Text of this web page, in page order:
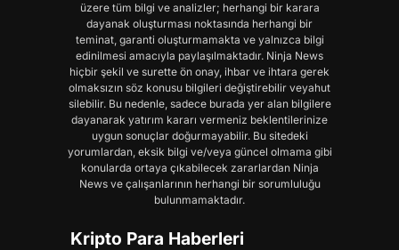
üzere tüm bilgi ve analizler; herhangi bir karara
dayanak oluşturması noktasında herhangi bir
teminat, garanti oluşturmamakta ve yalnızca bilgi
edinilmesi amacıyla paylaşılmaktadır. Ninja News
hiçbir şekil ve surette ön onay, ihbar ve ihtara gerek
olmaksızın söz konusu bilgileri değiştirebilir veyahut
silebilir. Bu nedenle, sadece burada yer alan bilgilere
dayanarak yatırım kararı vermeniz beklentilerinize
uygun sonuçlar doğurmayabilir. Bu sitedeki
yorumlardan, eksik bilgi ve/veya güncel olmama gibi
konularda ortaya çıkabilecek zararlardan Ninja
News ve çalışanlarının herhangi bir sorumluluğu
bulunmamaktadır.
Kripto Para Haberleri